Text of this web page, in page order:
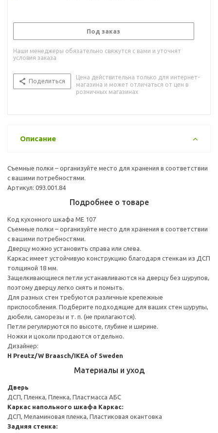
Под заказ
Наши менеджеры обязательно свяжутся с вами и уточнят
условия заказа
Поделиться
Цена действительна только для интернет-
магазина и может отличаться от цен в
розничных магазинах
Описание
Съемные полки – организуйте место для хранения в соответствии
с вашими потребностями.
Артикул: 093.001.84
Подробнее о товаре
Код кухонного шкафа ME 107
Съемные полки – организуйте место для хранения в соответствии
с вашими потребностями.
Дверцу можно установить справа или слева.
Каркас имеет устойчивую конструкцию благодаря стенкам из ДСП
толщиной 18 мм.
Защелкивающиеся петли устанавливаются на дверцу без шурупов,
поэтому дверцу легко снять и помыть.
Для разных стен требуются различные крепежные
приспособления. Подберите подходящие для ваших стен шурупы,
дюбели, саморезы и т. п. (не прилагаются).
Петли регулируются по высоте, глубине и ширине.
Ножки и цоколи продаются отдельно.
Дизайнер:
H Preutz/W Braasch/IKEA of Sweden
Материалы и уход
Дверь
ДСП, Пленка, Пленка, Пластмасса АБС
Каркас напольного шкафа Каркас:
ДСП, Меламиновая пленка, Пластиковая окантовка
Задняя стенка: